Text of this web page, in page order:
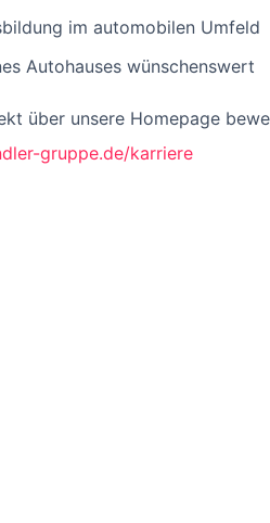
im automobilen Umfeld
Autohauses wünschenswert
über unsere Homepage
gruppe.de/karriere